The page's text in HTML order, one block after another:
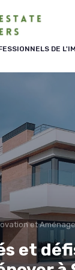
DE
et
et